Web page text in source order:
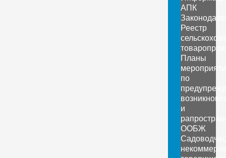
АПК
Реестр
Планы
по
и
ООБЖ